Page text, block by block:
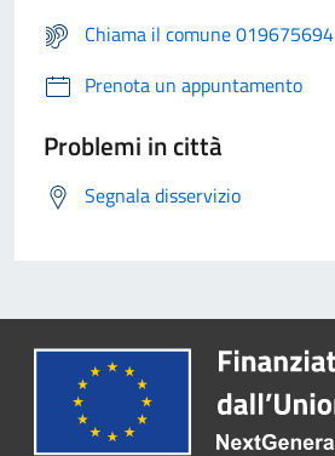
Chiama il comune 019675694
Prenota un appuntamento
Problemi in città
Segnala disservizio